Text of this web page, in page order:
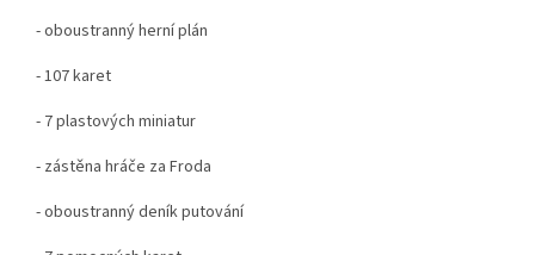
- oboustranný herní plán
- 107 karet
- 7 plastových miniatur
- zástěna hráče za Froda
- oboustranný deník putování